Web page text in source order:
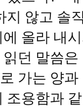
지 않고 솔
에 올라 내
읽던 말씀
가는 양
조용함과